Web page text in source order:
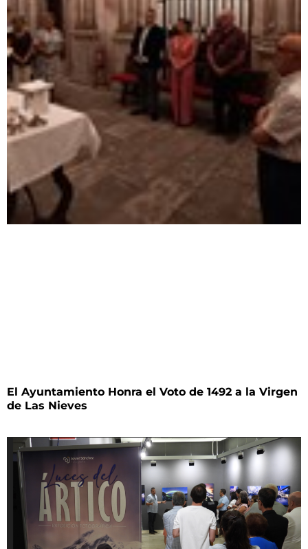
El Ayuntamiento Honra el Voto de 1492 a la Virgen
de Las Nieves